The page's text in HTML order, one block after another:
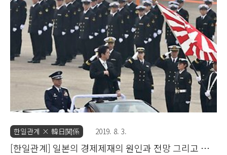
킬로나 떨어져 있던 당시 필자가 유학하고 있었던 오사카 근방도 예
외는 아니어서 한 동안 땅의 흔들림은 멈출 줄을 몰랐다. 사실, 일본
에서 진도 3.0 내외의 자잘한 지진은 일상다반사이기 때문에 당시
오사카 등 진앙에서 먼 지역의 경우 지진 자체는 그다지 놀랄 일은
아니었다. 또 야? 하는 정도. 하지만 문제는 몇..
한일관계 × 韓日関係 2019. 8. 3.
[한일관계] 일본의 경제제재의 원인과 전망 그리고 대